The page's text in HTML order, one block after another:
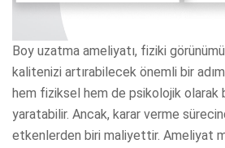
Boy uzatma ameliyatı, fiziki
kalitenizi artırabilecek önemli bir
hem fiziksel hem de psikolojik olarak
yaratabilir. Ancak, karar verme
etkenlerden biri maliyettir. Ameliyat